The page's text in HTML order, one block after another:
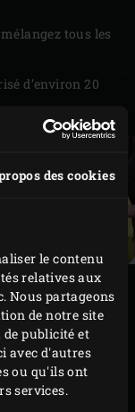
des cookies
le contenu
relatives aux
Nous partageons
de notre site
de publicité et
avec d'autres
ou qu'ils ont
services.
tous les
d’environ 20
en deux sur la
les griller
pivoter les